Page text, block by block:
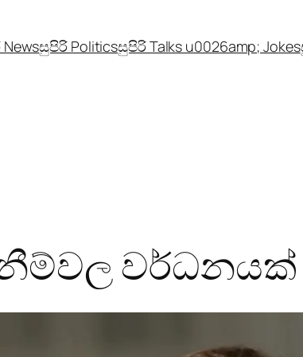
සුපිරි Politicsසුපිරි Talks u0026amp; Jokes
වර්ධනයක්